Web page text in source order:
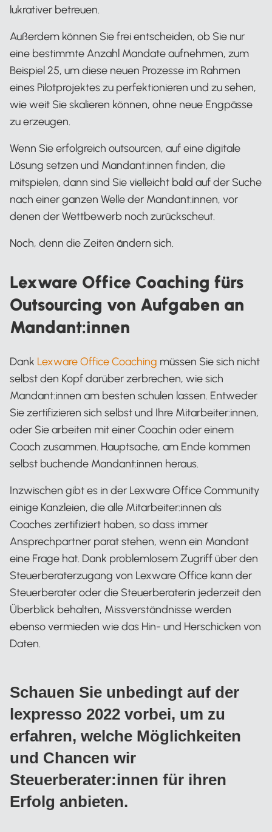
lukrativer betreuen.
Außerdem können Sie frei entscheiden, ob Sie nur
eine bestimmte Anzahl Mandate aufnehmen, zum
Beispiel 25, um diese neuen Prozesse im Rahmen
eines Pilotprojektes zu perfektionieren und zu sehen,
wie weit Sie skalieren können, ohne neue Engpässe
zu erzeugen.
Wenn Sie erfolgreich outsourcen, auf eine digitale
Lösung setzen und Mandant:innen finden, die
mitspielen, dann sind Sie vielleicht bald auf der Suche
nach einer ganzen Welle der Mandant:innen, vor
denen der Wettbewerb noch zurückscheut.
Noch, denn die Zeiten ändern sich.
Lexware Office Coaching fürs
Outsourcing von Aufgaben an
Mandant:innen
Dank Lexware Office Coaching müssen Sie sich nicht
selbst den Kopf darüber zerbrechen, wie sich
Mandant:innen am besten schulen lassen. Entweder
Sie zertifizieren sich selbst und Ihre Mitarbeiter:innen,
oder Sie arbeiten mit einer Coachin oder einem
Coach zusammen. Hauptsache, am Ende kommen
selbst buchende Mandant:innen heraus.
Inzwischen gibt es in der Lexware Office Community
einige Kanzleien, die alle Mitarbeiter:innen als
Coaches zertifiziert haben, so dass immer
Ansprechpartner parat stehen, wenn ein Mandant
eine Frage hat. Dank problemlosem Zugriff über den
Steuerberaterzugang von Lexware Office kann der
Steuerberater oder die Steuerberaterin jederzeit den
Überblick behalten, Missverständnisse werden
ebenso vermieden wie das Hin- und Herschicken von
Daten.
Schauen Sie unbedingt auf der
lexpresso 2022 vorbei, um zu
erfahren, welche Möglichkeiten
und Chancen wir
Steuerberater:innen für ihren
Erfolg anbieten.